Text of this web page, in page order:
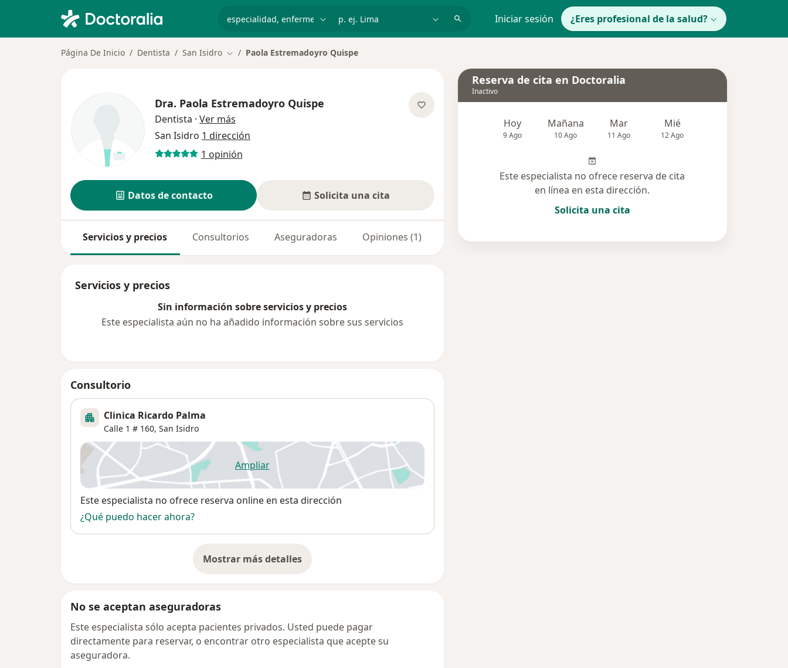
Iniciar sesión ¿Eres profesional de la salud?
Página De Inicio Dentista San Isidro Cambiar de ciudad
Paola Estremadoyro Quispe
Dra. Paola Estremadoyro Quispe
Dentista · Ver más
San Isidro 1 dirección
1 opinión
Datos de contacto Solicita una cita
Servicios y precios Consultorios Aseguradoras Opiniones (1)
Servicios y precios
Sin información sobre servicios y precios
Este especialista aún no ha añadido información sobre sus servicios
Consultorio
Clinica Ricardo Palma
Calle 1 # 160, San Isidro
Ampliarse abre en una nueva pestaña
Disponibilidad
Este especialista no ofrece reserva online en esta dirección
¿Qué puedo hacer ahora?
Mostrar más detalles
sobre la dirección
No se aceptan aseguradoras
Este especialista sólo acepta pacientes privados. Usted puede pagar
directamente para reservar, o encontrar otro especialista que acepte su
aseguradora.
Reserva de cita en Doctoralia
Inactivo
Hoy
9 Ago
Mañana
10 Ago
Mar
11 Ago
Mié
12 Ago
Este especialista no ofrece reserva de cita
en línea en esta dirección.
Solicita una cita